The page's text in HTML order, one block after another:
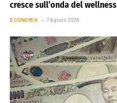
cresce sull’onda del wellness
ECONOMIA 7 Agosto 2026